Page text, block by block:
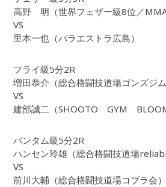
高野 明（世界フェザー級8位／MMA
VS
里本一也（パラエストラ広島）
フライ級5分2R
増田恭介（総合格闘技道場ゴンズジム
VS
建部誠二（SHOOTO GYM
バンタム級5分2R
ハンセン玲雄（総合格闘技道場
VS
前川大輔（総合格闘技道場コブラ会）